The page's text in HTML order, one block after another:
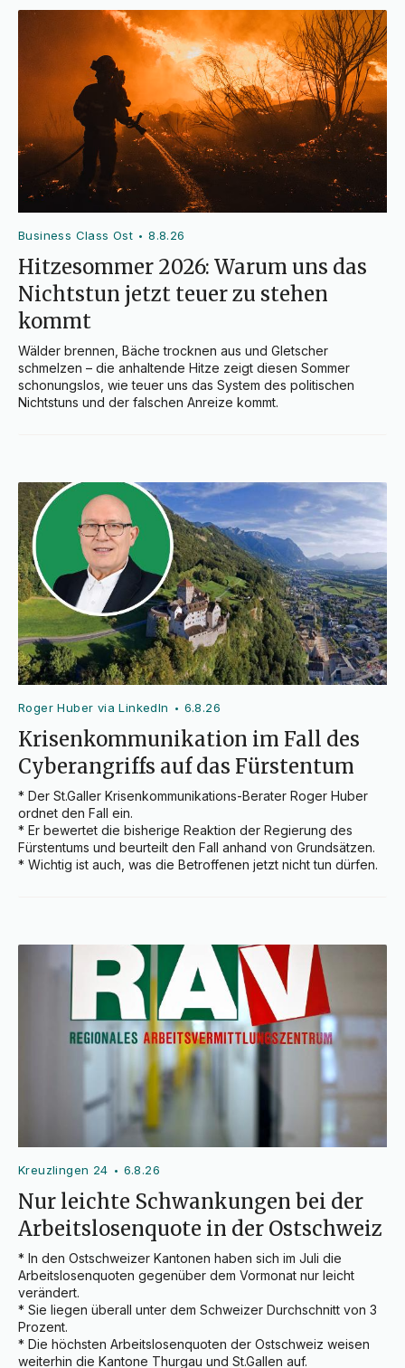
Business Class Ost •8.8.26
Hitzesommer 2026: Warum uns das
Nichtstun jetzt teuer zu stehen
kommt
Wälder brennen, Bäche trocknen aus und Gletscher
schmelzen – die anhaltende Hitze zeigt diesen Sommer
schonungslos, wie teuer uns das System des politischen
Nichtstuns und der falschen Anreize kommt.
Roger Huber via LinkedIn • 6.8.26
Krisenkommunikation im Fall des
Cyberangriffs auf das Fürstentum
* Der St.Galler Krisenkommunikations-Berater Roger Huber
ordnet den Fall ein.
* Er bewertet die bisherige Reaktion der Regierung des
Fürstentums und beurteilt den Fall anhand von Grundsätzen.
* Wichtig ist auch, was die Betroffenen jetzt nicht tun dürfen.
Kreuzlingen 24 • 6.8.26
Nur leichte Schwankungen bei der
Arbeitslosenquote in der Ostschweiz
* In den Ostschweizer Kantonen haben sich im Juli die
Arbeitslosenquoten gegenüber dem Vormonat nur leicht
verändert.
* Sie liegen überall unter dem Schweizer Durchschnitt von 3
Prozent.
* Die höchsten Arbeitslosenquoten der Ostschweiz weisen
weiterhin die Kantone Thurgau und St.Gallen auf.